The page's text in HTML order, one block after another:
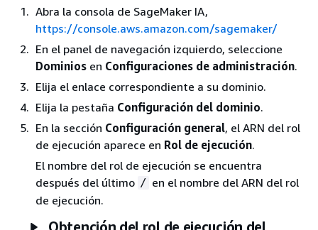
Abra la consola de SageMaker IA,
https://console.aws.amazon.com/sagemaker/
En el panel de navegación izquierdo, seleccione
Dominios en Configuraciones de administración.
Elija el enlace correspondiente a su dominio.
Elija la pestaña Configuración del dominio.
En la sección Configuración general, el ARN del rol
de ejecución aparece en Rol de ejecución.
El nombre del rol de ejecución se encuentra
después del último / en el nombre del ARN del rol
de ejecución.